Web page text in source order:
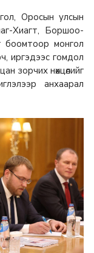
Оросын улсын
Хиагт, Боршоо-
боомтоор монгол
иргэдээс гомдол
зорчих нөхцөлийг
анхаарал